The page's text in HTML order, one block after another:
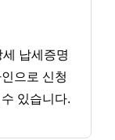
납세증명
으로 신청
있습니다.